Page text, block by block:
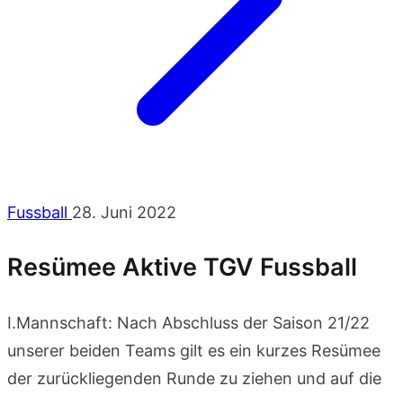
Fussball 28. Juni 2022
Resümee Aktive TGV Fussball
I.Mannschaft: Nach Abschluss der Saison 21/22
unserer beiden Teams gilt es ein kurzes Resümee
der zurückliegenden Runde zu ziehen und auf die